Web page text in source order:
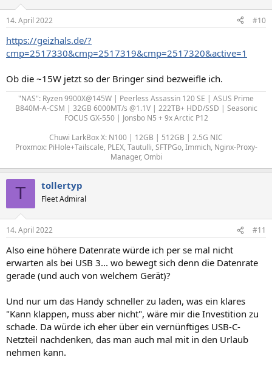
14. April 2022 #10
https://geizhals.de/?
cmp=2517330&cmp=2517319&cmp=2517320&active=1
Ob die ~15W jetzt so der Bringer sind bezweifle ich.
"NAS": Ryzen 9900X@145W | Peerless Assassin 120 SE | ASUS Prime
B840M-A-CSM | 32GB 6000MT/s @1.1V | 222TB+ HDD/SSD | Seasonic
FOCUS GX-550 | Jonsbo N5 + 9x Arctic P12
Chuwi LarkBox X: N100 | 12GB | 512GB | 2.5G NIC
Proxmox: PiHole+Tailscale, PLEX, Tautulli, SFTPGo, Immich, Nginx-Proxy-
Manager, Ombi
T tollertyp
Fleet Admiral
14. April 2022 #11
Also eine höhere Datenrate würde ich per se mal nicht
erwarten als bei USB 3... wo bewegt sich denn die Datenrate
gerade (und auch von welchem Gerät)?
Und nur um das Handy schneller zu laden, was ein klares
"Kann klappen, muss aber nicht", wäre mir die Investition zu
schade. Da würde ich eher über ein vernünftiges USB-C-
Netzteil nachdenken, das man auch mal mit in den Urlaub
nehmen kann.